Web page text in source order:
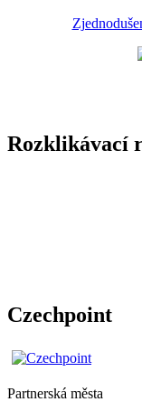
Rozklikávací
Czechpoint
Partnerská města